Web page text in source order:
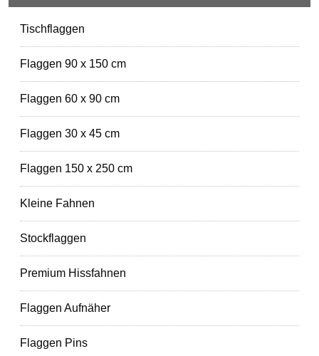
Tischflaggen
Flaggen 90 x 150 cm
Flaggen 60 x 90 cm
Flaggen 30 x 45 cm
Flaggen 150 x 250 cm
Kleine Fahnen
Stockflaggen
Premium Hissfahnen
Flaggen Aufnäher
Flaggen Pins